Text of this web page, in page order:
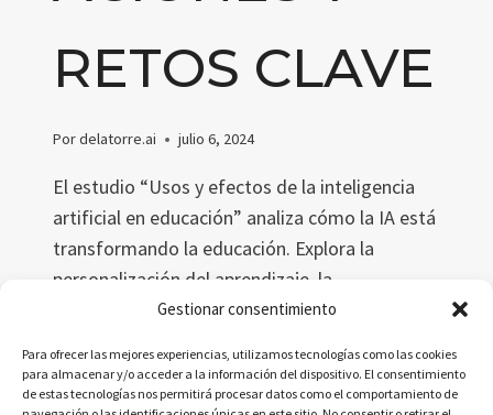
Gestionar consentimiento
Para ofrecer las mejores experiencias, utilizamos tecnologías como las cookies
para almacenar y/o acceder a la información del dispositivo. El consentimiento
de estas tecnologías nos permitirá procesar datos como el comportamiento de
RETOS CLAVE
Pordelatorre.ai julio 6, 2024
El estudio “Usos y efectos de la inteligencia
artificial en educación” analiza cómo la IA está
transformando la educación. Explora la
personalización del aprendizaje, la
optimización administrativa y aborda desafíos
concretos, destaca los beneficios y retos de
implementar IA en el ámbito educativo.